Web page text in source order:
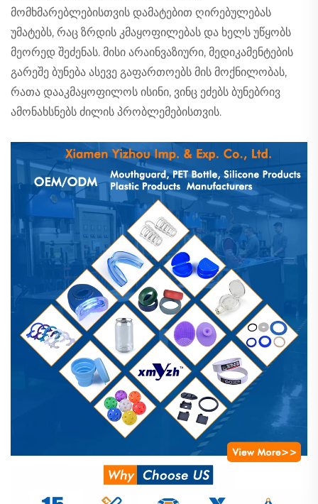
მომხმარებლებისთვის დამატებით ღირებულებას
უმატებს, რაც ზრდის კმაყოფილებას და ხელს უწყობს
მეორედ შეძენას. მისი არაინვაზიური, მედიკამენტების
გარეშე ბუნება ასევე გაფართოებს მის მოქნილობას,
რათა დააკმაყოფილოს ისინი, ვინც ეძებს ბუნებრივ
ამონახსნებს ძილის პრობლემებისთვის.